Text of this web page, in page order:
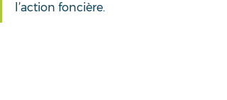
l’action foncière.